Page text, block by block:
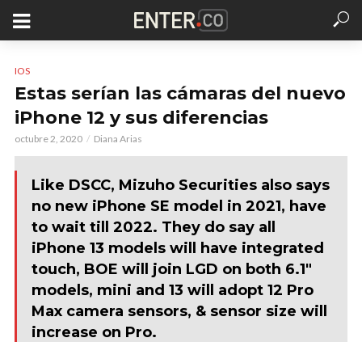
IOS
Estas serían las cámaras del nuevo
iPhone 12 y sus diferencias
octubre 2, 2020 Diana Arias
Like DSCC, Mizuho Securities also says
no new iPhone SE model in 2021, have
to wait till 2022. They do say all
iPhone 13 models will have integrated
touch, BOE will join LGD on both 6.1"
models, mini and 13 will adopt 12 Pro
Max camera sensors, & sensor size will
increase on Pro.